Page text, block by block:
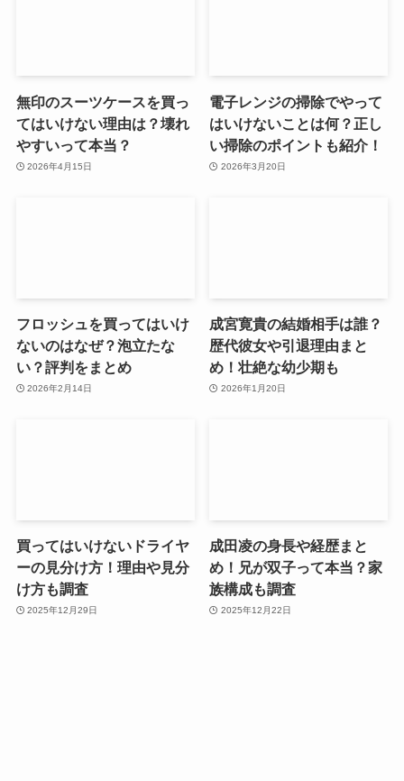
無印のスーツケースを買っ
てはいけない理由は？壊れ
やすいって本当？
2026年4月15日
電子レンジの掃除でやって
はいけないことは何？正し
い掃除のポイントも紹介！
2026年3月20日
フロッシュを買ってはいけ
ないのはなぜ？泡立たな
い？評判をまとめ
2026年2月14日
成宮寛貴の結婚相手は誰？
歴代彼女や引退理由まと
め！壮絶な幼少期も
2026年1月20日
買ってはいけないドライヤ
ーの見分け方！理由や見分
け方も調査
2025年12月29日
成田凌の身長や経歴まと
め！兄が双子って本当？家
族構成も調査
2025年12月22日